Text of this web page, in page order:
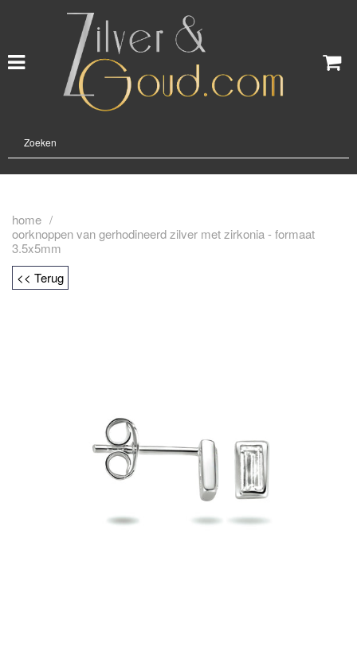
home /
oorknoppen van gerhodineerd zilver met zirkonia - formaat
3.5x5mm
<< Terug